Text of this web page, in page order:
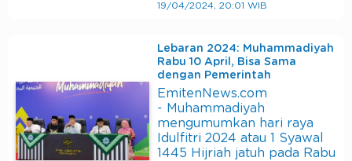
19/04/2024, 20:01 WIB
Lebaran 2024: Muhammadiyah
Rabu 10 April, Bisa Sama
dengan Pemerintah
EmitenNews.com
- Muhammadiyah
mengumumkan hari raya
Idulfitri 2024 atau 1 Syawal
1445 Hijriah jatuh pada Rabu